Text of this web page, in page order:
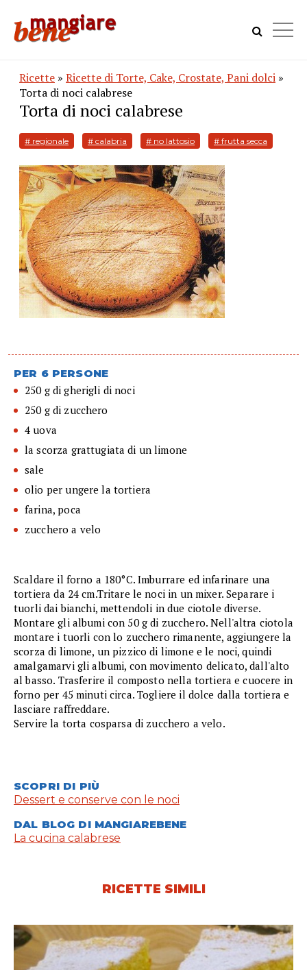
Ricette » Ricette di Torte, Cake, Crostate, Pani dolci »
Torta di noci calabrese
Torta di noci calabrese
# regionale # calabria # no lattosio # frutta secca
PER 6 PERSONE
250 g di gherigli di noci
250 g di zucchero
4 uova
la scorza grattugiata di un limone
sale
olio per ungere la tortiera
farina, poca
zucchero a velo
Scaldare il forno a 180°C. Imburrare ed infarinare una
tortiera da 24 cm.Tritare le noci in un mixer. Separare i
tuorli dai bianchi, mettendoli in due ciotole diverse.
Montare gli albumi con 50 g di zucchero. Nell'altra ciotola
montare i tuorli con lo zucchero rimanente, aggiungere la
scorza di limone, un pizzico di limone e le noci, quindi
amalgamarvi gli albumi, con movimento delicato, dall'alto
al basso. Trasferire il composto nella tortiera e cuocere in
forno per 45 minuti circa. Togliere il dolce dalla tortiera e
lasciare raffreddare.
Servire la torta cosparsa di zucchero a velo.
SCOPRI DI PIÙ
Dessert e conserve con le noci
DAL BLOG DI MANGIAREBENE
La cucina calabrese
RICETTE SIMILI